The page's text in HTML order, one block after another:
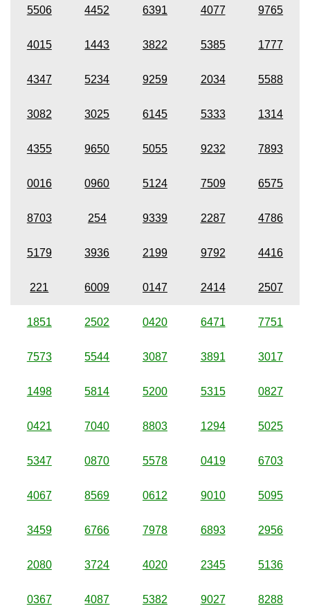
5506 4452 6391 4077 9765
4015 1443 3822 5385 1777
4347 5234 9259 2034 5588
3082 3025 6145 5333 1314
4355 9650 5055 9232 7893
0016 0960 5124 7509 6575
8703 254 9339 2287 4786
5179 3936 2199 9792 4416
221 6009 0147 2414 2507
1851 2502 0420 6471 7751
7573 5544 3087 3891 3017
1498 5814 5200 5315 0827
0421 7040 8803 1294 5025
5347 0870 5578 0419 6703
4067 8569 0612 9010 5095
3459 6766 7978 6893 2956
2080 3724 4020 2345 5136
0367 4087 5382 9027 8288